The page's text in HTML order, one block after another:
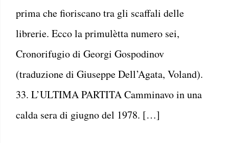
prima che fioriscano tra gli scaffali delle
librerie. Ecco la primulètta numero sei,
Cronorifugio di Georgi Gospodinov
(traduzione di Giuseppe Dell’Agata, Voland).
33. L’ULTIMA PARTITA Camminavo in una
calda sera di giugno del 1978. […]